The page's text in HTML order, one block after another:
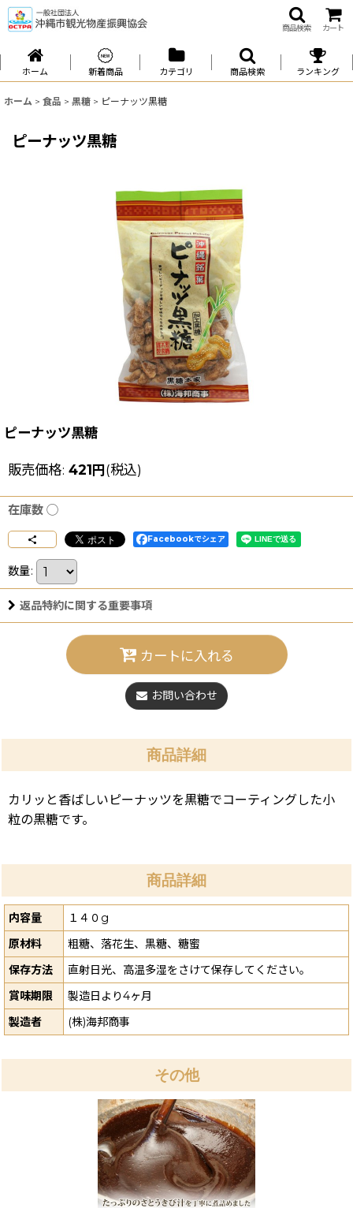
商品検索 カート
ホーム 新着商品 カテゴリ 商品検索 ランキング
ホーム > 食品 > 黒糖 > ピーナッツ黒糖
ピーナッツ黒糖
ピーナッツ黒糖
販売価格: 421円(税込)
在庫数 ◯
Facebookでシェア
数量:
返品特約に関する重要事項
カートに入れる
お問い合わせ
商品詳細
カリッと香ばしいピーナッツを黒糖でコーティングした小
粒の黒糖です。
商品詳細
内容量
１４０g
原材料
粗糖、落花生、黒糖、糖蜜
保存方法
直射日光、高温多湿をさけて保存してください。
賞味期限
製造日より4ヶ月
製造者
(株)海邦商事
その他